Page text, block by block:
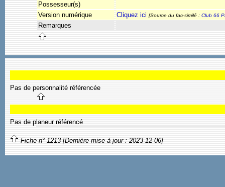
Possesseur(s)
Version numérique
Cliquez ici [Source du fac-similé : Club 66
Remarques
Pas de personnalité référencée
Pas de planeur référencé
Fiche n° 1213 [Dernière mise à jour : 2023-12-06]